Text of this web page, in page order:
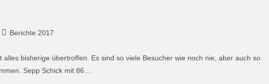
Berichte 2017
bisherige übertroffen. Es sind so viele Besucher wie noch nie, aber auch so
Sepp Schick mit 86…